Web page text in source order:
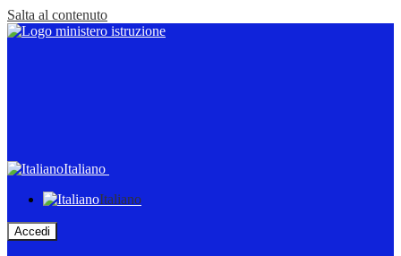
Salta al contenuto
Italiano
Italiano
Accedi